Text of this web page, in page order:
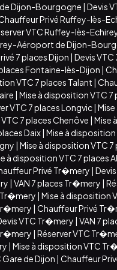
Dijon-Bourgogne | Devis
Privé Ruffey-lès-
VTC Ruffey-lès-
Aéroport de Dijon-
7 places Dijon | Devis
Fontaine-lès-Dijon |
VTC 7 places Talant |
| Mise à disposition VTC 7
VTC 7 places Longvic|
7 places Chenôve | Mise
Daix| Mise à disposition
| Mise à disposition VTC
à disposition VTC 7 places
Privé Tr�mery |
| VAN 7 places Tr�mery |
Tr�mery | Mise à disposition
| Chauffeur Privé
VTC Tr�mery | VAN 7
| Réserver VTC
| Mise à disposition VTC
de Dijon | Chauffeur